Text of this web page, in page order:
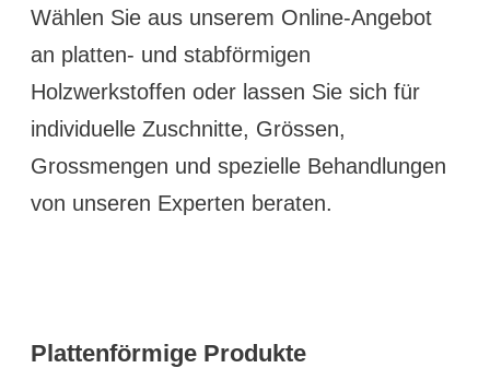
Wählen Sie aus unserem Online-Angebot
an platten- und stabförmigen
Holzwerkstoffen oder lassen Sie sich für
individuelle Zuschnitte, Grössen,
Grossmengen und spezielle Behandlungen
von unseren Experten beraten.
Plattenförmige Produkte